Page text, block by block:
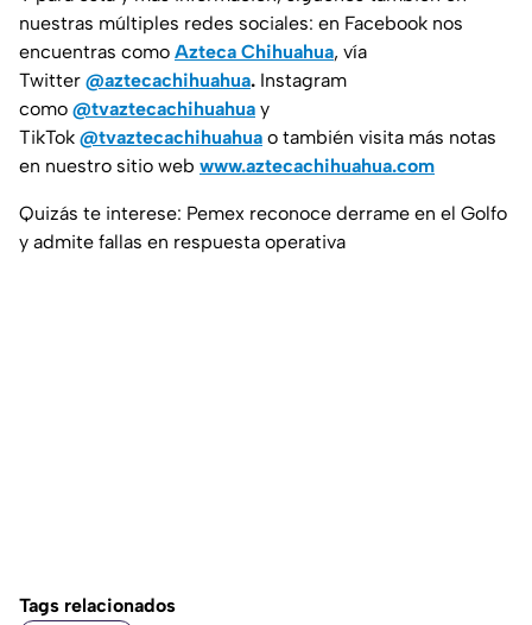
nuestras múltiples redes sociales: en Facebook nos
encuentras como Azteca Chihuahua, vía
Twitter @aztecachihuahua. Instagram
como @tvaztecachihuahua y
TikTok @tvaztecachihuahua o también visita más notas
en nuestro sitio web www.aztecachihuahua.com
Quizás te interese: Pemex reconoce derrame en el Golfo
y admite fallas en respuesta operativa
Tags relacionados